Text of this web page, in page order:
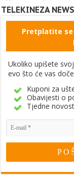
TELEKINEZA
Pretplatite
Ukoliko upišete
evo što će vas
Kuponi za
Obavijesti o
Tjedne